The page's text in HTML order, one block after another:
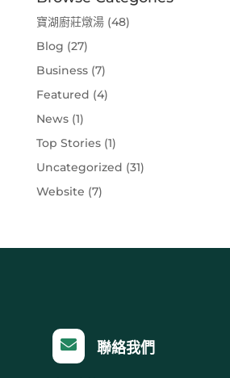
寶湖廚莊燉湯(48)
Blog (27)
Business(7)
Featured (4)
News(1)
Top Stories(1)
Uncategorized (31)
Website (7)
 聯絡我們